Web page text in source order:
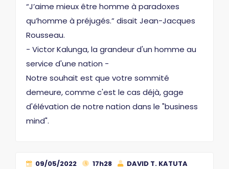
“J’aime mieux être homme à paradoxes
qu’homme à préjugés.” disait Jean-Jacques
Rousseau.
- Victor Kalunga, la grandeur d'un homme au
service d'une nation -
Notre souhait est que votre sommité
demeure, comme c'est le cas déjà, gage
d'élévation de notre nation dans le "business
mind".
09/05/2022 17h28 DAVID T. KATUTA